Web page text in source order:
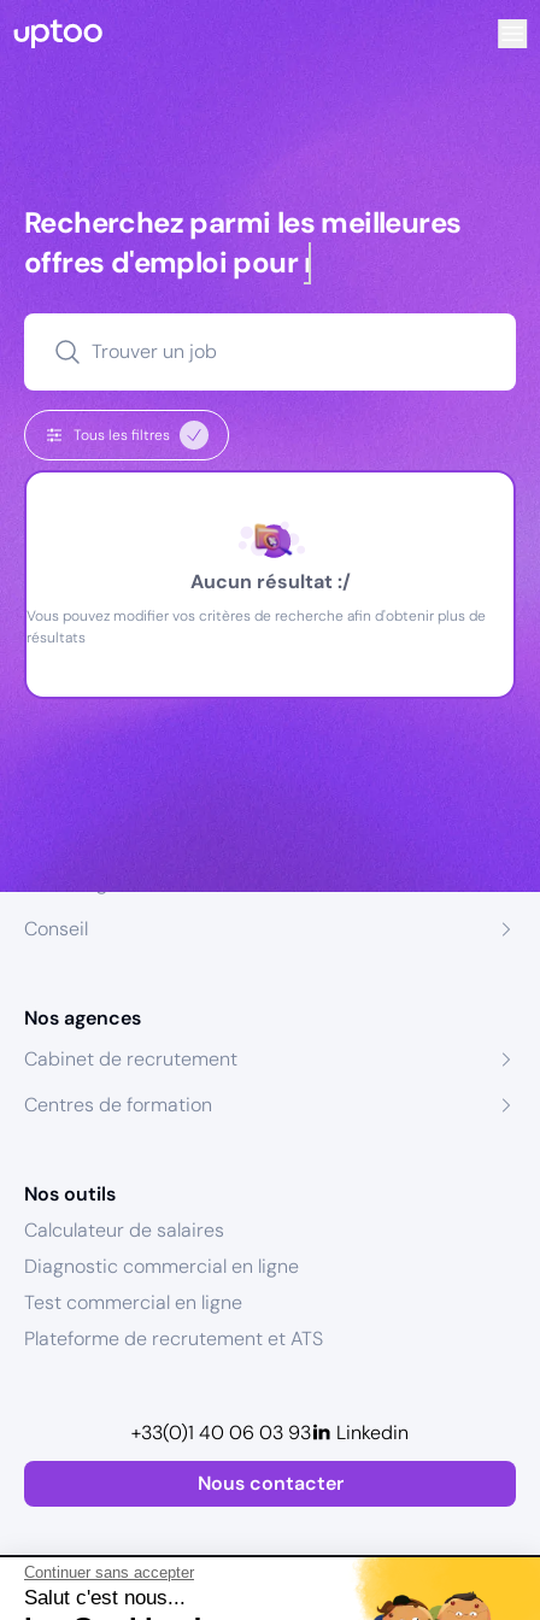
Continuer sans accepter
Salut c'est nous...
Recherchez parmi les meilleures
Recherchez parmi les meilleures
offres d'emploi pourcommerciaux
Trouver un job
Tous les filtres
Aucun résultat :/
Vous pouvez modifier vos critères de recherche afin d'obtenir plus de
résultats
Conseil
Nos agences
Cabinet de recrutement
Centres de formation
Nos outils
Calculateur de salaires
Diagnostic commercial en ligne
Test commercial en ligne
Plateforme de recrutement et ATS
Nous contacter
+33(0)1 40 06 03 93 Linkedin